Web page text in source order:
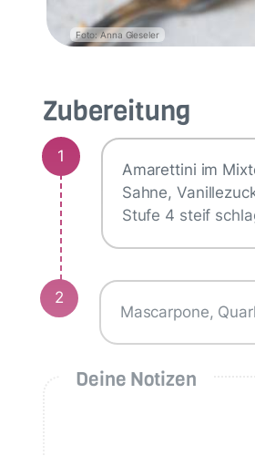
Foto: Anna Gieseler
Zubereitung
1
Amarettini im
Sahne,
Stufe 4 steif
2
Mascarpone,
Deine Notizen